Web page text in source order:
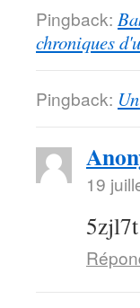
Pingback:
chroniques
Pingback:
19
5zjl7t